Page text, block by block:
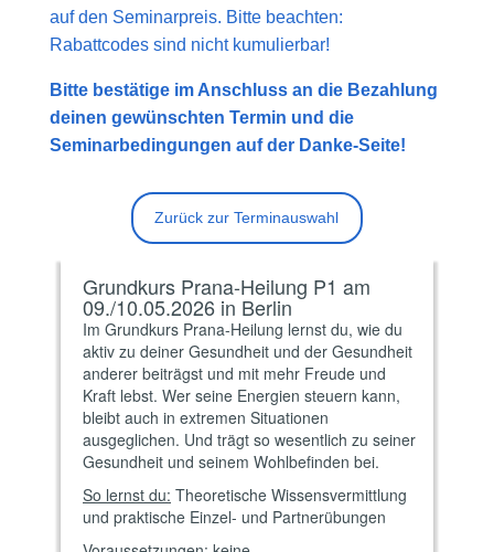
auf den Seminarpreis. Bitte beachten:
Rabattcodes sind nicht kumulierbar!
Bitte bestätige im Anschluss an die Bezahlung
deinen gewünschten Termin und die
Seminarbedingungen auf der Danke-Seite!
Zurück zur Terminauswahl